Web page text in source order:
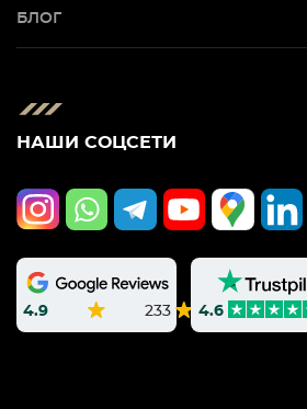
БЛОГ
НАШИ СОЦСЕТИ
4.9 233 4.6